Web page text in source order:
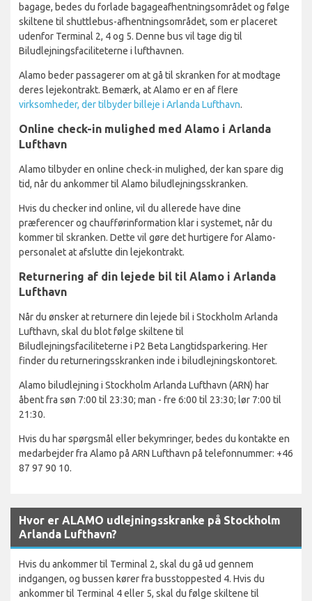
bagage, bedes du forlade bagageafhentningsområdet og følge
skiltene til shuttlebus-afhentningsområdet, som er placeret
udenfor Terminal 2, 4 og 5. Denne bus vil tage dig til
Biludlejningsfaciliteterne i lufthavnen.
Alamo beder passagerer om at gå til skranken for at modtage
deres lejekontrakt. Bemærk, at Alamo er en af flere
virksomheder, der tilbyder billeje i Arlanda Lufthavn.
Online check-in mulighed med Alamo i Arlanda
Lufthavn
Alamo tilbyder en online check-in mulighed, der kan spare dig
tid, når du ankommer til Alamo biludlejningsskranken.
Hvis du checker ind online, vil du allerede have dine
præferencer og chaufførinformation klar i systemet, når du
kommer til skranken. Dette vil gøre det hurtigere for Alamo-
personalet at afslutte din lejekontrakt.
Returnering af din lejede bil til Alamo i Arlanda
Lufthavn
Når du ønsker at returnere din lejede bil i Stockholm Arlanda
Lufthavn, skal du blot følge skiltene til
Biludlejningsfaciliteterne i P2 Beta Langtidsparkering. Her
finder du returneringsskranken inde i biludlejningskontoret.
Alamo biludlejning i Stockholm Arlanda Lufthavn (ARN) har
åbent fra søn 7:00 til 23:30; man - fre 6:00 til 23:30; lør 7:00 til
21:30.
Hvis du har spørgsmål eller bekymringer, bedes du kontakte en
medarbejder fra Alamo på ARN Lufthavn på telefonnummer: +46
87 97 90 10.
Hvor er ALAMO udlejningsskranke på Stockholm
Arlanda Lufthavn?
Hvis du ankommer til Terminal 2, skal du gå ud gennem
indgangen, og bussen kører fra busstoppested 4. Hvis du
ankommer til Terminal 4 eller 5, skal du følge skiltene til